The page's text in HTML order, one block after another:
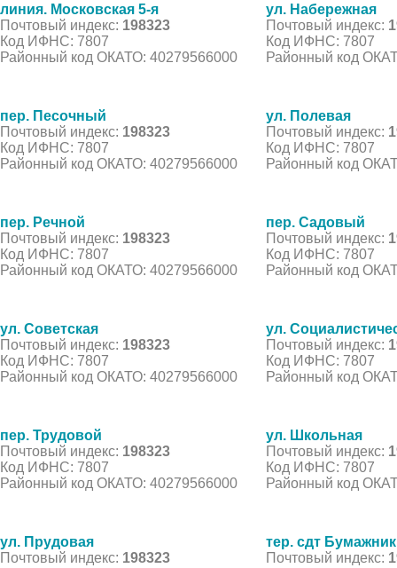
линия. Московская 5-я
Почтовый индекс: 198323
Код ИФНС: 7807
Районный код ОКАТО: 40279566000
ул. Набережная
Почтовый индекс:
Код ИФНС: 7807
Районный код
пер. Песочный
Почтовый индекс: 198323
Код ИФНС: 7807
Районный код ОКАТО: 40279566000
ул. Полевая
Почтовый индекс:
Код ИФНС: 7807
Районный код
пер. Речной
Почтовый индекс: 198323
Код ИФНС: 7807
Районный код ОКАТО: 40279566000
пер. Садовый
Почтовый индекс:
Код ИФНС: 7807
Районный код
ул. Советская
Почтовый индекс: 198323
Код ИФНС: 7807
Районный код ОКАТО: 40279566000
ул.
Почтовый индекс:
Код ИФНС: 7807
Районный код
пер. Трудовой
Почтовый индекс: 198323
Код ИФНС: 7807
Районный код ОКАТО: 40279566000
ул. Школьная
Почтовый индекс:
Код ИФНС: 7807
Районный код
ул. Прудовая
Почтовый индекс: 198323
тер. сдт Бумажник
Почтовый индекс: